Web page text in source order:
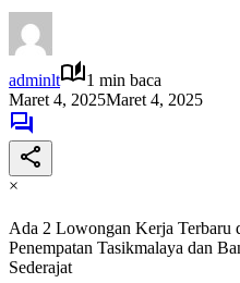
adminlt
1 min baca
Maret 4, 2025Maret 4, 2025
×
Ada 2 Lowongan Kerja Terbaru
Penempatan Tasikmalaya dan
Sederajat